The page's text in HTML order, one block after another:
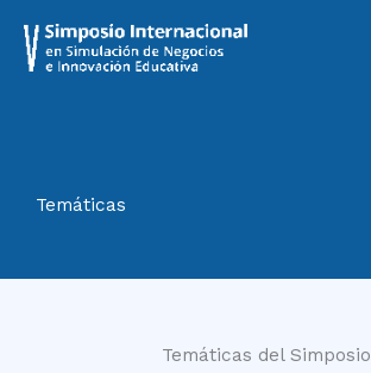
contenido
Temáticas
Temáticas del Simposio